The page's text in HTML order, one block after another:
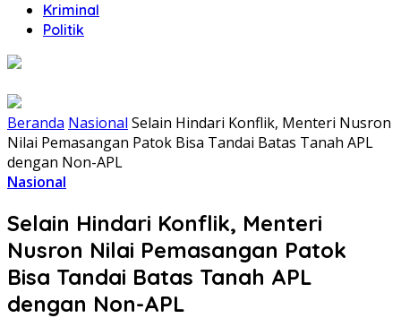
Kriminal
Politik
Beranda Nasional Selain Hindari Konflik, Menteri Nusron
Nilai Pemasangan Patok Bisa Tandai Batas Tanah APL
dengan Non-APL
Nasional
Selain Hindari Konflik, Menteri
Nusron Nilai Pemasangan Patok
Bisa Tandai Batas Tanah APL
dengan Non-APL